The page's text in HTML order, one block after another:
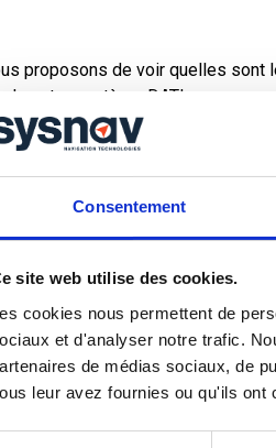
Consentement
site web utilise des cookies.
cookies nous permettent de
et d'analyser notre trafic.
de médias sociaux, de
leur avez fournies ou qu'ils
proposons de voir quelles
votre système DATI.